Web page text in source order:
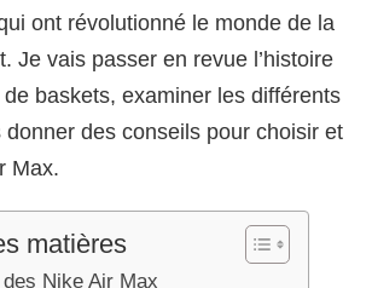
ont révolutionné le monde de la
Je vais passer en revue l’histoire
baskets, examiner les différents
donner des conseils pour choisir et
Max.
matières
Nike Air Max